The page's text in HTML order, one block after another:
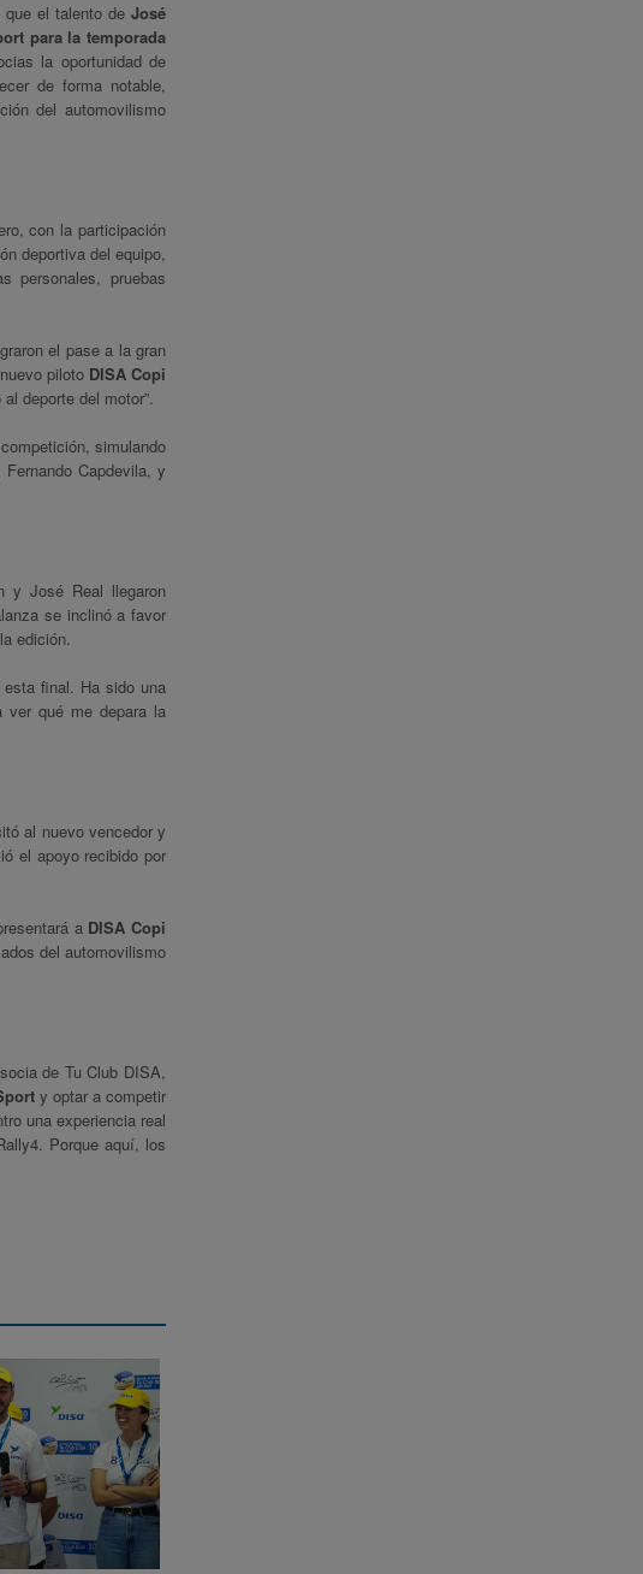
que el talento deJosé
para la temporada
la oportunidad de
de forma notable,
del automovilismo
con la participación
deportiva del equipo,
personales, pruebas
el pase a la gran
piloto DISA Copi
deporte del motor”.
simulando
Capdevila, y
y José Real llegaron
se inclinó a favor
edición.
final. Ha sido una
ver qué me depara la
al nuevo vencedor y
el apoyo recibido por
a DISA Copi
del automovilismo
de Tu Club DISA,
y optar a competir
una experiencia real
Porque aquí, los